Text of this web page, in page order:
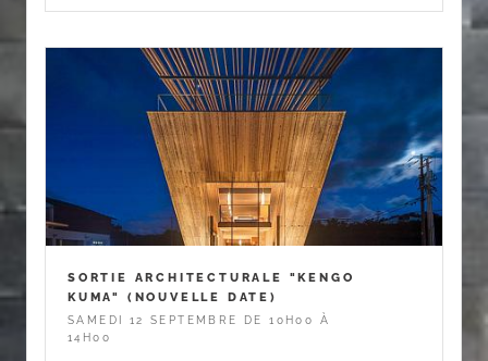
SORTIE ARCHITECTURALE "KENGO
KUMA" (NOUVELLE DATE)
SAMEDI 12 SEPTEMBRE DE 10H00 À
14H00